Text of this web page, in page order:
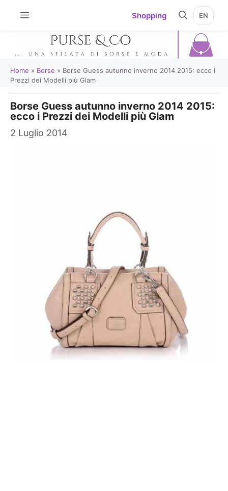
Shopping EN
Home » Borse » Borse Guess autunno inverno 2014 2015: ecco i
Prezzi dei Modelli più Glam
Borse Guess autunno inverno 2014 2015:
ecco i Prezzi dei Modelli più Glam
2 Luglio 2014